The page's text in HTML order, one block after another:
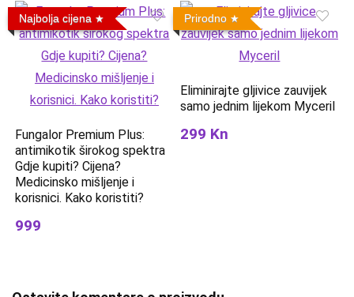
Najbolja cijena
Fungalor Premium Plus:
antimikotik širokog spektra
Gdje kupiti? Cijena?
Medicinsko mišljenje i
korisnici. Kako koristiti?
999
Prirodno
Eliminirajte gljivice zauvijek
samo jednim lijekom Myceril
299 Kn